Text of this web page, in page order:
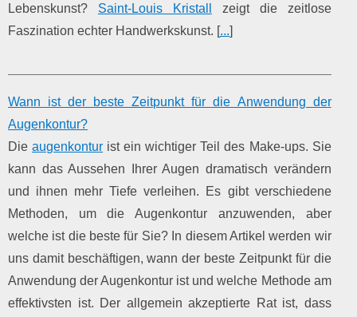
Lebenskunst? Saint-Louis Kristall
zeigt die zeitlose
Faszination echter Handwerkskunst. [...]
Wann ist der beste Zeitpunkt für die Anwendung der
Augenkontur?
Dieaugenkontur ist ein wichtiger Teil des Make-ups. Sie
kann das Aussehen Ihrer Augen dramatisch verändern
und ihnen mehr Tiefe verleihen. Es gibt verschiedene
Methoden, um die Augenkontur anzuwenden, aber
welche ist die beste für Sie? In diesem Artikel werden wir
uns damit beschäftigen, wann der beste Zeitpunkt für die
Anwendung der Augenkontur ist und welche Methode am
effektivsten ist. Der allgemein akzeptierte Rat ist, dass